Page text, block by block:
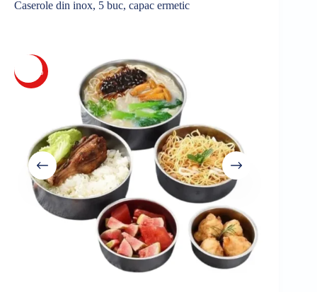
Caserole din inox, 5 buc, capac ermetic
-20%